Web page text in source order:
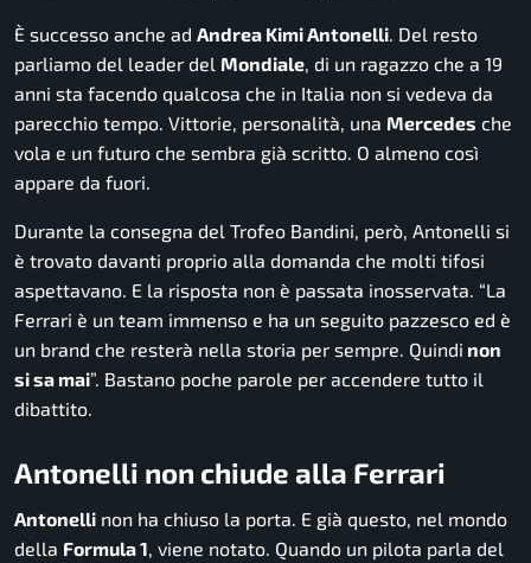
È successo anche ad Andrea Kimi Antonelli. Del resto
parliamo del leader del Mondiale, di un ragazzo che a 19
anni sta facendo qualcosa che in Italia non si vedeva da
parecchio tempo. Vittorie, personalità, una Mercedes che
vola e un futuro che sembra già scritto. O almeno così
appare da fuori.
Durante la consegna del Trofeo Bandini, però, Antonelli si
è trovato davanti proprio alla domanda che molti tifosi
aspettavano. E la risposta non è passata inosservata. “La
Ferrari è un team immenso e ha un seguito pazzesco ed è
un brand che resterà nella storia per sempre. Quindi non
si sa mai”. Bastano poche parole per accendere tutto il
dibattito.
Antonelli non chiude alla Ferrari
Antonelli non ha chiuso la porta. E già questo, nel mondo
della Formula 1, viene notato. Quando un pilota parla del